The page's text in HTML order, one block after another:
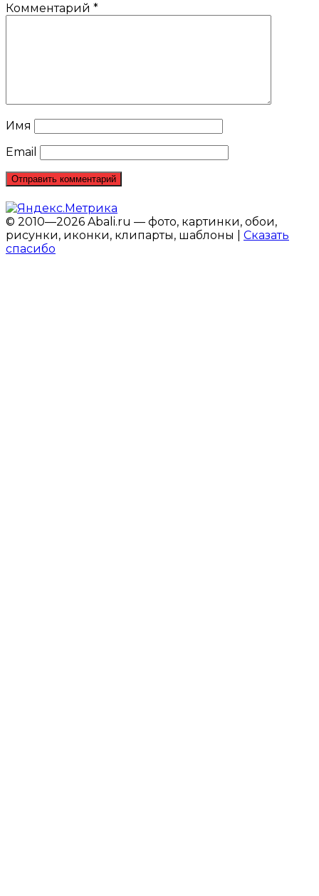
Комментарий *
Имя
Email
© 2010—2026 Abali.ru — фото, картинки, обои,
рисунки, иконки, клипарты, шаблоны | Сказать
спасибо